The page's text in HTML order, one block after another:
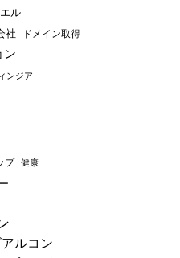
ル
社 ドメイン取得
ン
ンジア
プ 健康
ルコン